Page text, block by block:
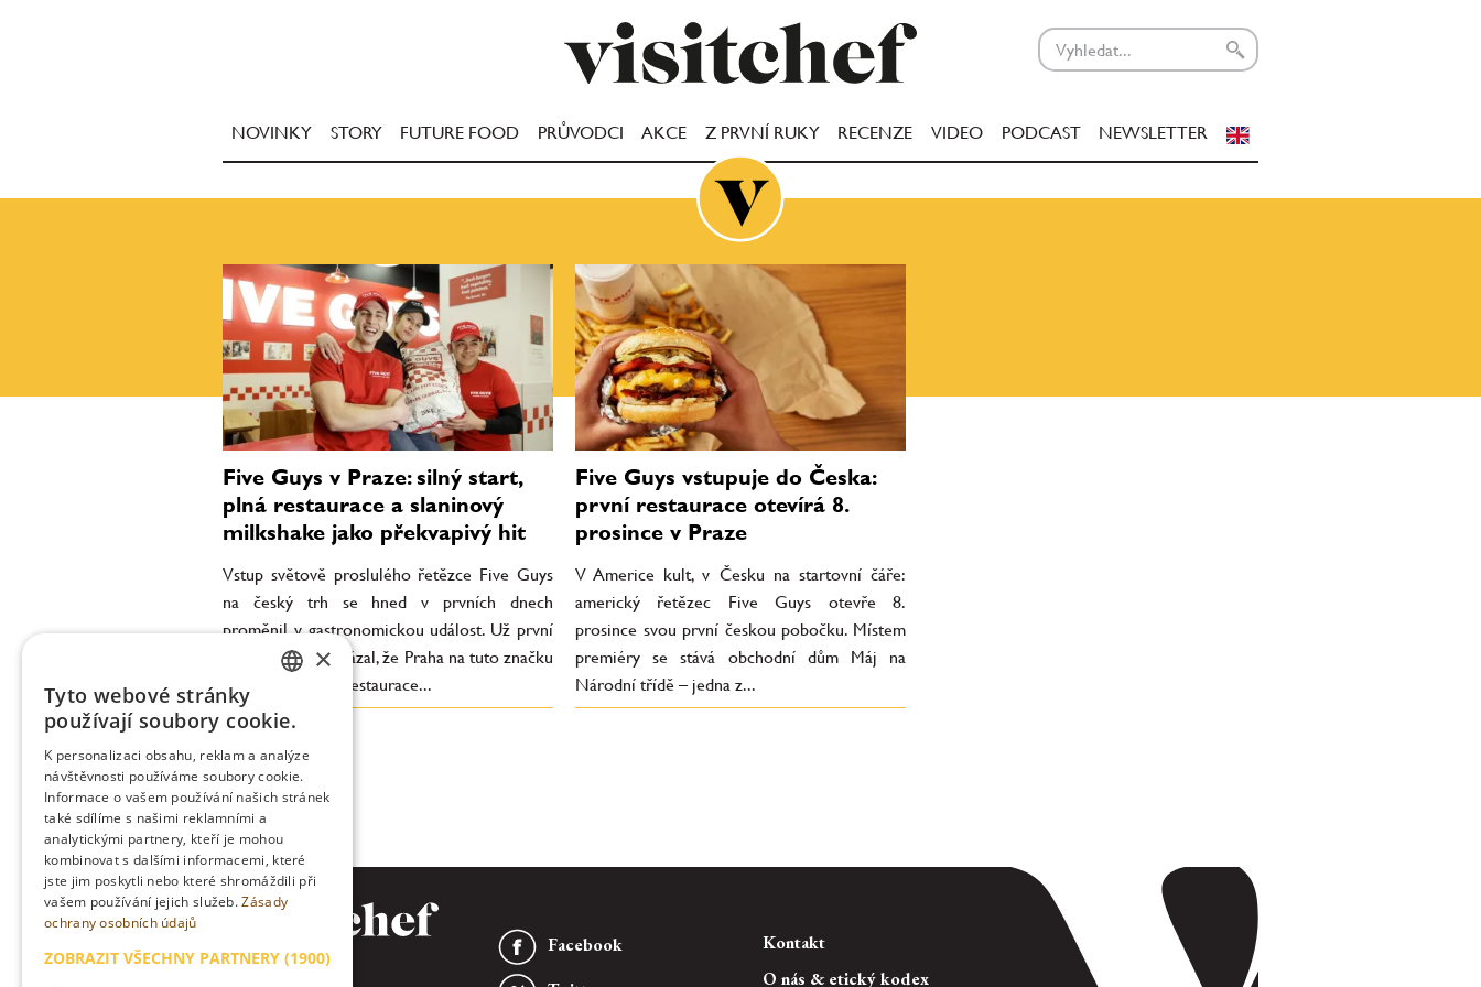
NOVINKY STORY FUTURE FOOD PRŮVODCI AKCE Z PRVNÍ RUKY RECENZE VIDEO PODCAST NEWSLETTER
Five Guys v Praze: silný start,
plná restaurace a slaninový
milkshake jako překvapivý hit
Vstup světově proslulého řetězce Five Guys
na český trh se hned v prvních dnech
proměnil v gastronomickou událost. Už první
týden provozu ukázal, že Praha na tuto značku
čekala. Otevření restaurace...
Five Guys vstupuje do Česka:
první restaurace otevírá 8.
prosince v Praze
V Americe kult, v Česku na startovní čáře:
americký řetězec Five Guys otevře 8.
prosince svou první českou pobočku. Místem
premiéry se stává obchodní dům Máj na
Národní třídě – jedna z...
Facebook
Kontakt
O nás & etický kodex
ENGLISH
×
Tyto webové stránky
používají soubory cookie.
K personalizaci obsahu, reklam a analýze
návštěvnosti používáme soubory cookie.
Informace o vašem používání našich stránek
také sdílíme s našimi reklamními a
analytickými partnery, kteří je mohou
kombinovat s dalšími informacemi, které
jste jim poskytli nebo které shromáždili při
vašem používání jejich služeb.Zásady
ochrany osobních údajů
ZOBRAZIT VŠECHNY PARTNERY (1900)